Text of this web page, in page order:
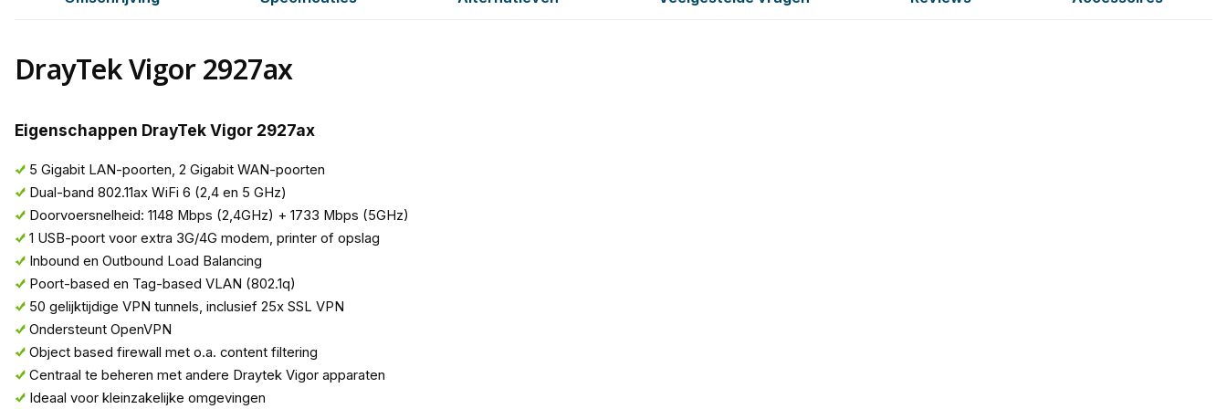
DrayTek Vigor 2927ax
Eigenschappen DrayTek Vigor 2927ax
5 Gigabit LAN-poorten, 2 Gigabit WAN-poorten
Dual-band 802.11ax WiFi 6 (2,4 en 5 GHz)
Doorvoersnelheid: 1148 Mbps (2,4GHz) + 1733 Mbps (5GHz)
1 USB-poort voor extra 3G/4G modem, printer of opslag
Inbound en Outbound Load Balancing
Poort-based en Tag-based VLAN (802.1q)
50 gelijktijdige VPN tunnels, inclusief 25x SSL VPN
Ondersteunt OpenVPN
Object based firewall met o.a. content filtering
Centraal te beheren met andere Draytek Vigor apparaten
Ideaal voor kleinzakelijke omgevingen